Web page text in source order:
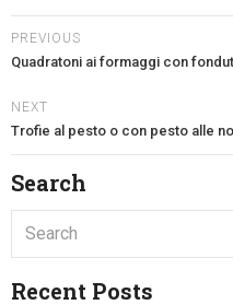
PREVIOUS
Quadratoni ai formaggi con
NEXT
Trofie al pesto o con pesto alle
Search
Recent Posts